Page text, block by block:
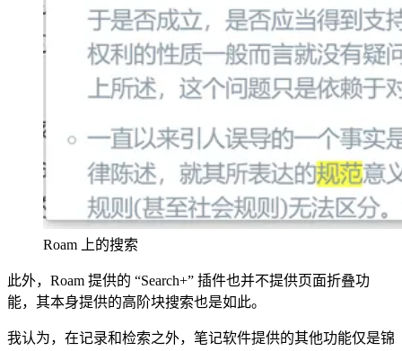
Roam 上的搜索
此外，Roam 提供的 “Search+” 插件也并不提供页面折叠功
能，其本身提供的高阶块搜索也是如此。
我认为，在记录和检索之外，笔记软件提供的其他功能仅是锦